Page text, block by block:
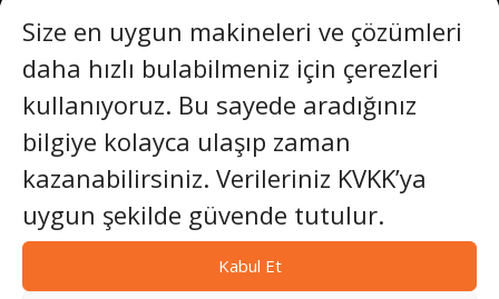
Size en uygun makineleri ve çözümleri
daha hızlı bulabilmeniz için çerezleri
kullanıyoruz. Bu sayede aradığınız
bilgiye kolayca ulaşıp zaman
kazanabilirsiniz. Verileriniz KVKK’ya
uygun şekilde güvende tutulur.
Kabul Et
SET MAKINA
“1991 yılından bu yana SETMAKINA, 40'tan
fazla ülkede güvenilen CE ve ATEX sertifikalı
delme, kesme ve parlatma makineleri
tasarlamaktadır. Bu makineler, taş ocağı,
madencilik ve inşaat ortamlarında güvenilir